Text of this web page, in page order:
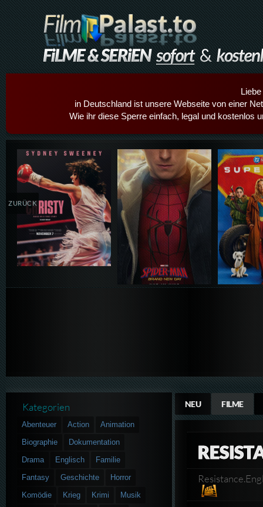
in Deutschland ist unsere Webseite von einer
Wie ihr diese Sperre einfach, legal und kostenlos
Details,Play Details,Play
ZURÜCK
NEU FILME
Kategorien
Abenteuer Action
Animation
Biographie
Dokumentation
Drama
Englisch
Familie
Fantasy
Geschichte
Horror
Komödie
Krieg Krimi
Musik